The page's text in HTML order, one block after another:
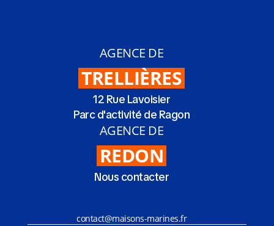
AGENCE DE
TRELLIÈRES
12 Rue Lavoisier
Parc d'activité de Ragon
AGENCE DE
REDON
Nous contacter
contact@maisons-marines.fr